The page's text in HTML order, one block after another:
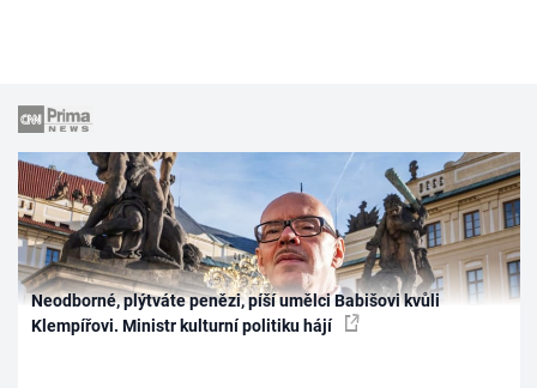
Neodborné, plýtváte penězi, píší umělci Babišovi kvůli
Klempířovi. Ministr kulturní politiku hájí